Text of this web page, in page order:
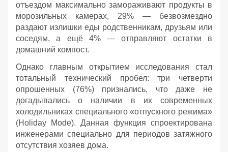
отъездом максимально замораживают продукты в
морозильных камерах, 29% — безвозмездно
раздают излишки еды родственникам, друзьям или
соседям, а ещё 4% — отправляют остатки в
домашний компост.
Однако главным открытием исследования стал
тотальный технический пробел: три четверти
опрошенных (76%) признались, что даже не
догадывались о наличии в их современных
холодильниках специального «отпускного режима»
(Holiday Mode). Данная функция спроектирована
инженерами специально для периодов затяжного
отсутствия хозяев дома.